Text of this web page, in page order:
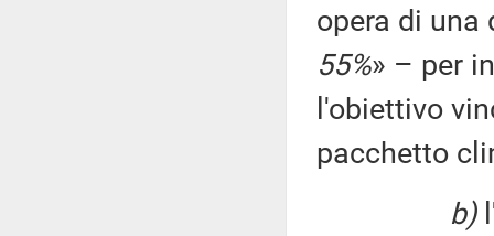
opera di una
55%» – per
l'obiettivo
pacchetto
b)